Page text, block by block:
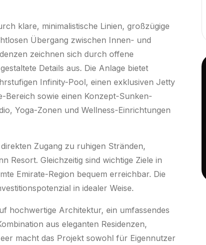
klare, minimalistische Linien, großzügige
Übergang zwischen Innen- und
zeichnen sich durch offene
Details aus. Die Anlage bietet
Infinity-Pool, einen exklusiven Jetty
Bereich sowie einen Konzept-Sunken-
Yoga-Zonen und Wellness-Einrichtungen
Zugang zu ruhigen Stränden,
Resort. Gleichzeitig sind wichtige Ziele in
Emirate-Region bequem erreichbar. Die
in idealer Weise.
hochwertige Architektur, ein umfassendes
aus eleganten Residenzen,
macht das Projekt sowohl für Eigennutzer